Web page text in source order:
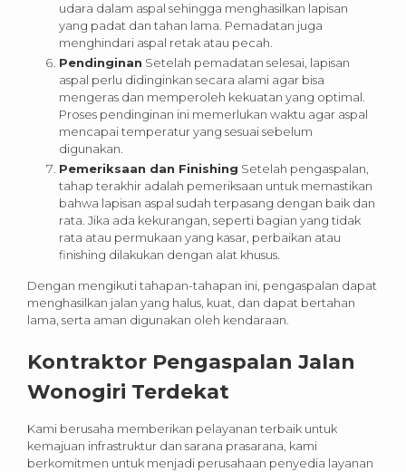
udara dalam aspal sehingga menghasilkan lapisan
yang padat dan tahan lama. Pemadatan juga
menghindari aspal retak atau pecah.
Pendinginan Setelah pemadatan selesai, lapisan
aspal perlu didinginkan secara alami agar bisa
mengeras dan memperoleh kekuatan yang optimal.
Proses pendinginan ini memerlukan waktu agar aspal
mencapai temperatur yang sesuai sebelum
digunakan.
Pemeriksaan dan Finishing Setelah pengaspalan,
tahap terakhir adalah pemeriksaan untuk memastikan
bahwa lapisan aspal sudah terpasang dengan baik dan
rata. Jika ada kekurangan, seperti bagian yang tidak
rata atau permukaan yang kasar, perbaikan atau
finishing dilakukan dengan alat khusus.
Dengan mengikuti tahapan-tahapan ini, pengaspalan dapat
menghasilkan jalan yang halus, kuat, dan dapat bertahan
lama, serta aman digunakan oleh kendaraan.
Kontraktor Pengaspalan Jalan
Wonogiri Terdekat
Kami berusaha memberikan pelayanan terbaik untuk
kemajuan infrastruktur dan sarana prasarana, kami
berkomitmen untuk menjadi perusahaan penyedia layanan